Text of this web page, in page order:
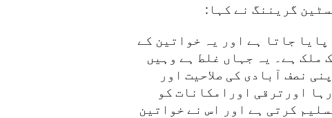
گریننگ نے کہا:
پایا جاتا ہے اور یہ خواتین کے
ملک ہے۔ یہ جہاں غلط ہے وہیں
نصف آبادی کی صلاحیت اور
اورترقی اورامکانات کو
کرتی ہے اور اس نے خواتین